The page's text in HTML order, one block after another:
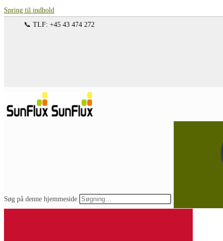
Spring til indhold
📞 TLF: +45 43 474 272
Søg på denne hjemmeside